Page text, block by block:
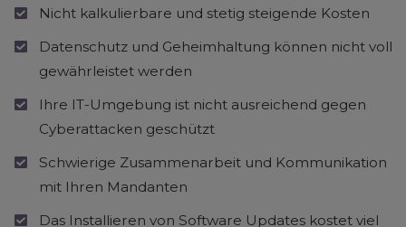
Nicht kalkulierbare und stetig steigende Kosten
Datenschutz und Geheimhaltung können nicht voll
gewährleistet werden
Ihre IT-Umgebung ist nicht ausreichend gegen
Cyberattacken geschützt
Schwierige Zusammenarbeit und Kommunikation
mit Ihren Mandanten
Das Installieren von Software Updates kostet viel